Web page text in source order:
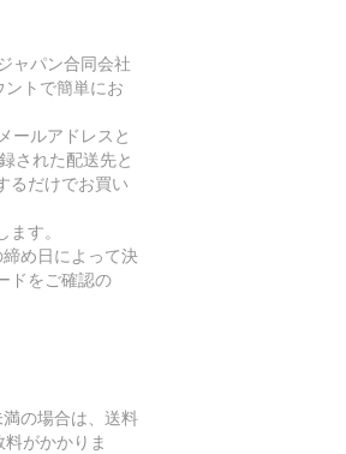
ャパン合同会社
トで簡単にお
ールアドレスと
された配送先と
るだけでお買い
す。
め日によって決
ドをご確認の
の場合は、送料
がかかりま